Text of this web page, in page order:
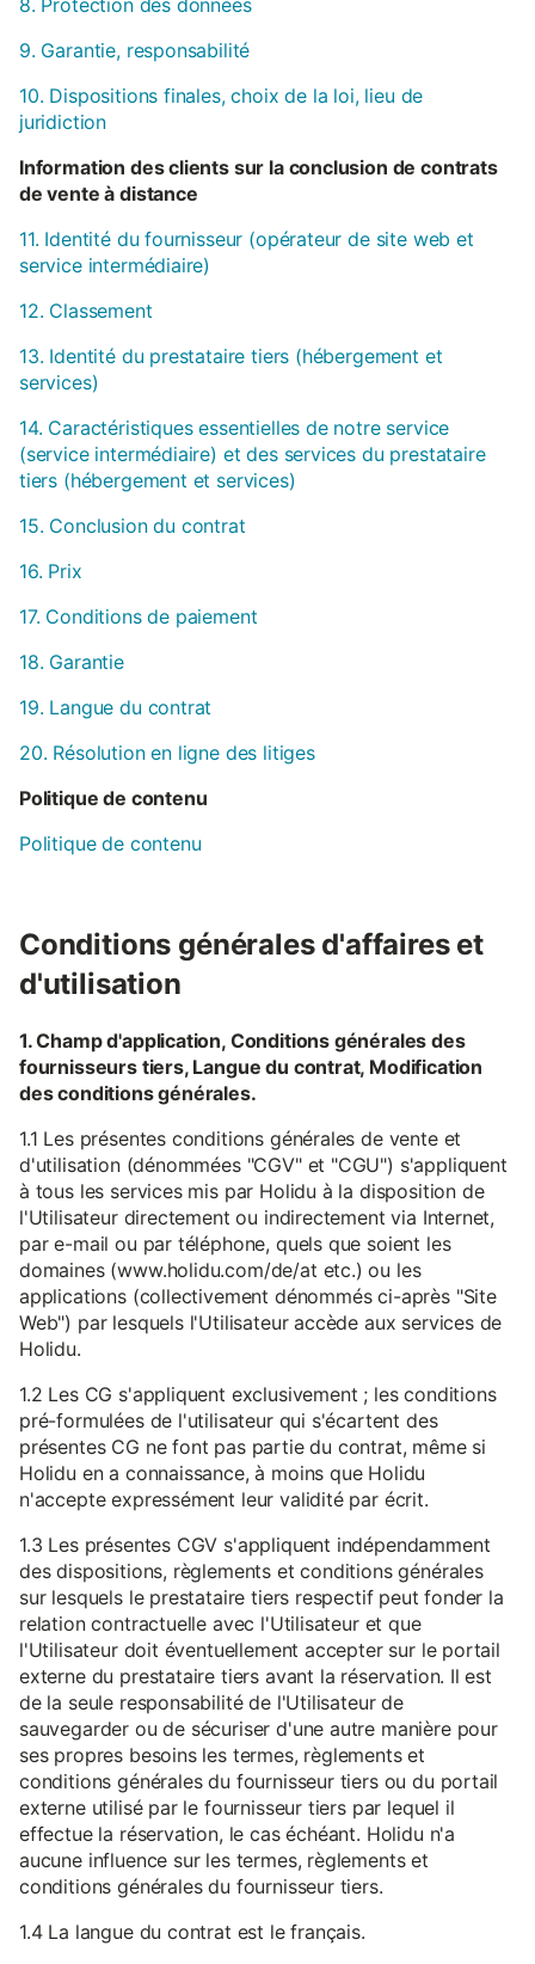
9. Garantie, responsabilité
10. Dispositions finales, choix de la loi, lieu de
juridiction
Information des clients sur la conclusion de contrats
de vente à distance
11. Identité du fournisseur (opérateur de site web et
service intermédiaire)
12. Classement
13. Identité du prestataire tiers (hébergement et
services)
14. Caractéristiques essentielles de notre service
(service intermédiaire) et des services du prestataire
tiers (hébergement et services)
15. Conclusion du contrat
16. Prix
17. Conditions de paiement
18. Garantie
19. Langue du contrat
20. Résolution en ligne des litiges
Politique de contenu
Politique de contenu
Conditions générales d'affaires et
d'utilisation
1. Champ d'application, Conditions générales des
fournisseurs tiers, Langue du contrat, Modification
des conditions générales.
1.1 Les présentes conditions générales de vente et
d'utilisation (dénommées "CGV" et "CGU") s'appliquent
à tous les services mis par Holidu à la disposition de
l'Utilisateur directement ou indirectement via Internet,
par e-mail ou par téléphone, quels que soient les
domaines (www.holidu.com/de/at etc.) ou les
applications (collectivement dénommés ci-après "Site
Web") par lesquels l'Utilisateur accède aux services de
Holidu.
1.2 Les CG s'appliquent exclusivement ; les conditions
pré-formulées de l'utilisateur qui s'écartent des
présentes CG ne font pas partie du contrat, même si
Holidu en a connaissance, à moins que Holidu
n'accepte expressément leur validité par écrit.
1.3 Les présentes CGV s'appliquent indépendamment
des dispositions, règlements et conditions générales
sur lesquels le prestataire tiers respectif peut fonder la
relation contractuelle avec l'Utilisateur et que
l'Utilisateur doit éventuellement accepter sur le portail
externe du prestataire tiers avant la réservation. Il est
de la seule responsabilité de l'Utilisateur de
sauvegarder ou de sécuriser d'une autre manière pour
ses propres besoins les termes, règlements et
conditions générales du fournisseur tiers ou du portail
externe utilisé par le fournisseur tiers par lequel il
effectue la réservation, le cas échéant. Holidu n'a
aucune influence sur les termes, règlements et
conditions générales du fournisseur tiers.
1.4 La langue du contrat est le français.